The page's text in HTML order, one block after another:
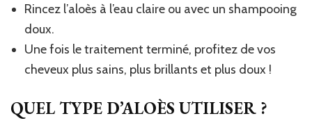
Rincez l’aloès à l’eau claire ou avec un shampooing
doux.
Une fois le traitement terminé, profitez de vos
cheveux plus sains, plus brillants et plus doux !
QUEL TYPE D’ALOÈS UTILISER ?